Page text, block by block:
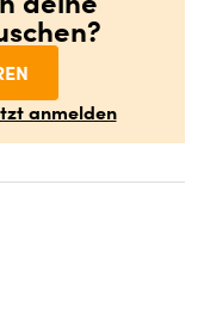
anmelden